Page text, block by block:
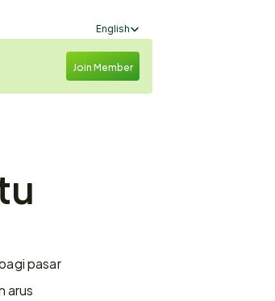
Select Language
English
Join Member
pasar
arus